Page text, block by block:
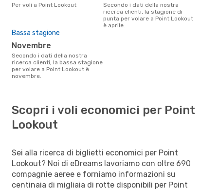
Per voli a Point Lookout
Secondo i dati della nostra
ricerca clienti, la stagione di
punta per volare a Point Lookout
è aprile.
Bassa stagione
novembre
Secondo i dati della nostra
ricerca clienti, la bassa stagione
per volare a Point Lookout è
novembre.
Scopri i voli economici per Point
Lookout
Sei alla ricerca di biglietti economici per Point
Lookout? Noi di eDreams lavoriamo con oltre 690
compagnie aeree e forniamo informazioni su
centinaia di migliaia di rotte disponibili per Point